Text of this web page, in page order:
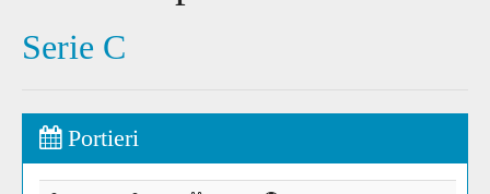
Serie C
Portieri